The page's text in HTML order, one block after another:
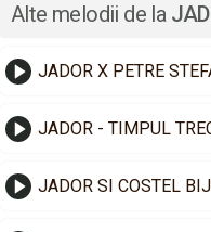
Alte melodii de la
JADOR - TIMPUL
JADOR SI COSTEL